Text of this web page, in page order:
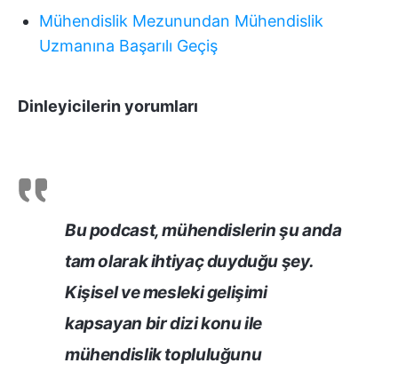
Mühendislik Mezunundan Mühendislik
Uzmanına Başarılı Geçiş
Dinleyicilerin yorumları
Bu podcast, mühendislerin şu anda
tam olarak ihtiyaç duyduğu şey.
Kişisel ve mesleki gelişimi
kapsayan bir dizi konu ile
mühendislik topluluğunu